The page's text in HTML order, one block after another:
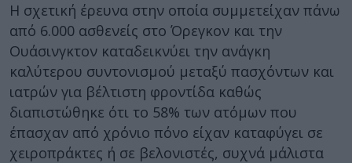
Η σχετική έρευνα στην οποία συμμετείχαν πάνω
από 6.000 ασθενείς στο Όρεγκον και την
Ουάσινγκτον καταδεικνύει την ανάγκη
καλύτερου συντονισμού μεταξύ πασχόντων και
ιατρών για βέλτιστη φροντίδα καθώς
διαπιστώθηκε ότι το 58% των ατόμων που
έπασχαν από χρόνιο πόνο είχαν καταφύγει σε
χειροπράκτες ή σε βελονιστές, συχνά μάλιστα